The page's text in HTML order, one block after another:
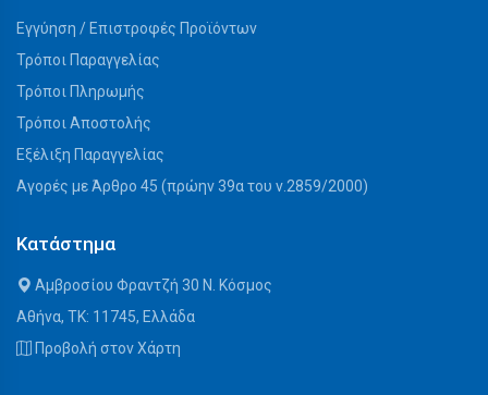
Εγγύηση / Επιστροφές Προϊόντων
Τρόποι Παραγγελίας
Τρόποι Πληρωμής
Τρόποι Αποστολής
Εξέλιξη Παραγγελίας
Αγορές με Άρθρο 45 (πρώην 39α του ν.2859/2000)
Κατάστημα
Αμβροσίου Φραντζή 30 Ν. Κόσμος
Αθήνα, ΤΚ: 11745, Ελλάδα
Προβολή στον Χάρτη